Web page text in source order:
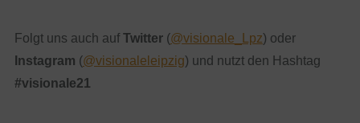
Folgt uns auch auf Twitter(@visionale_Lpz) oder
Instagram (@visionaleleipzig) und nutzt den Hashtag
#visionale21